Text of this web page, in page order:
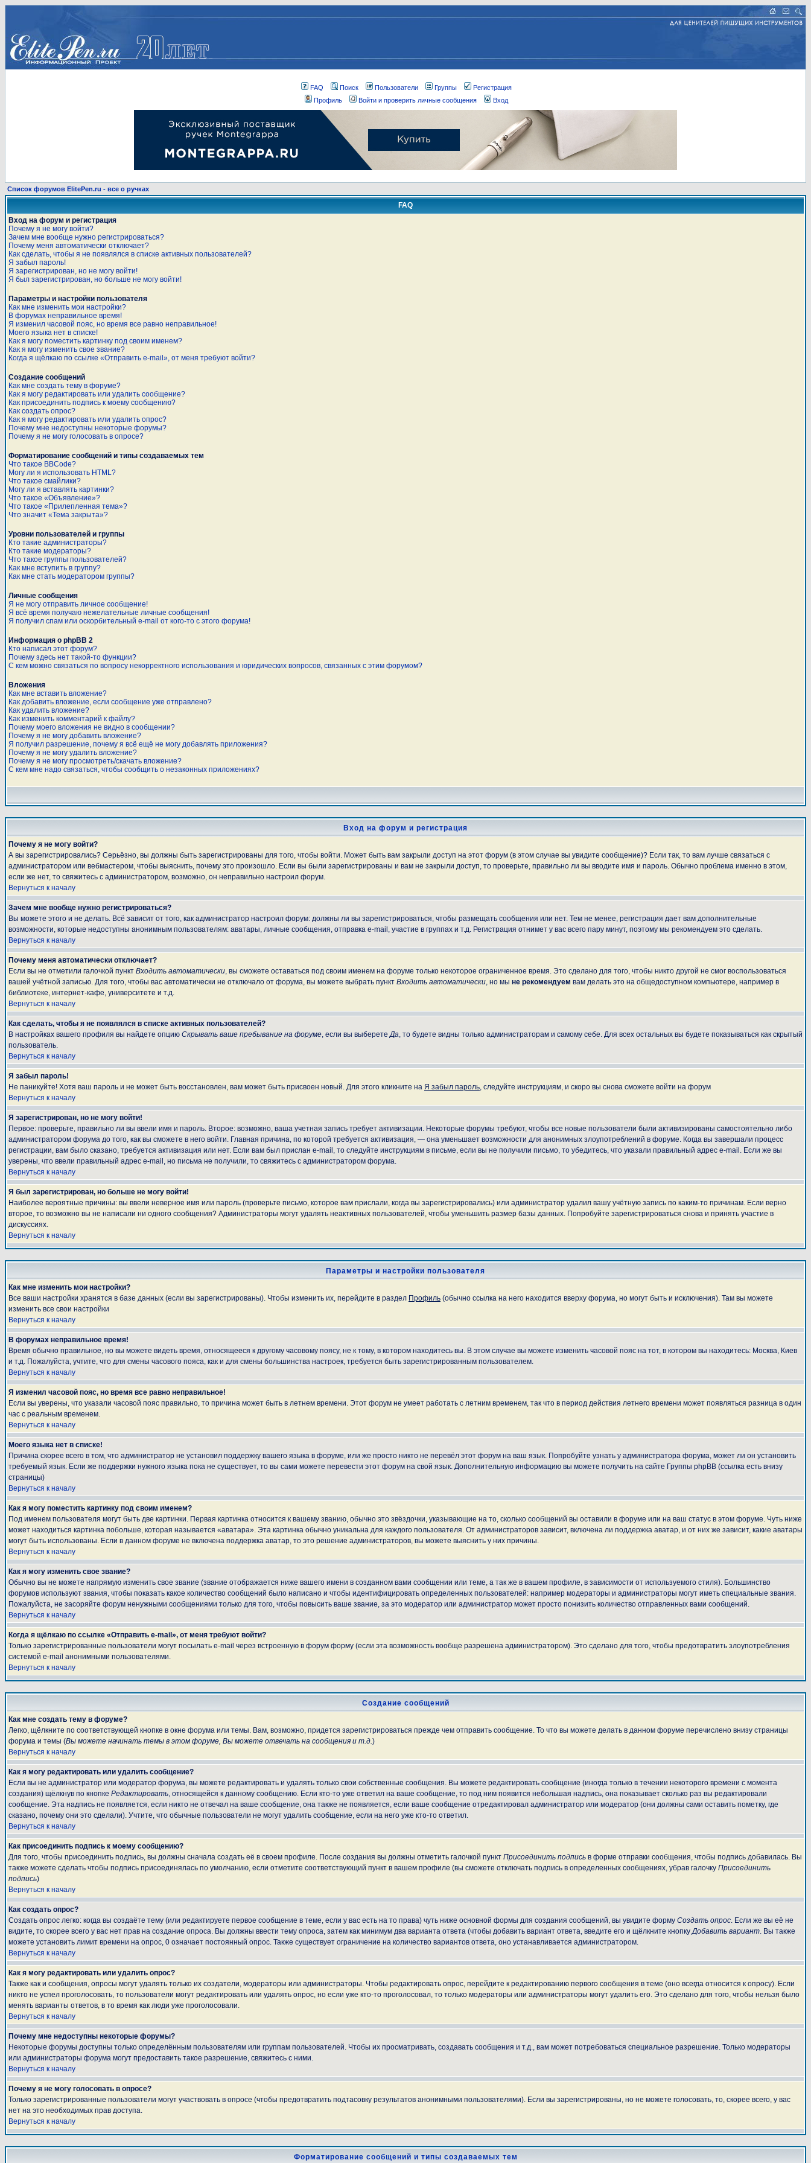
FAQ Поиск Пользователи Группы
Регистрация
Профиль
Войти и проверить личные сообщения Вход
Список форумов ElitePen.ru - все о ручках
FAQ
Вход на форум и регистрация
Почему я не могу войти?
Зачем мне вообще нужно регистрироваться?
Почему меня автоматически отключает?
Как сделать, чтобы я не появлялся в списке активных пользователей?
Я забыл пароль!
Я зарегистрирован, но не могу войти!
Я был зарегистрирован, но больше не могу войти!
Параметры и настройки пользователя
Как мне изменить мои настройки?
В форумах неправильное время!
Я изменил часовой пояс, но время все равно неправильное!
Моего языка нет в списке!
Как я могу поместить картинку под своим именем?
Как я могу изменить свое звание?
Когда я щёлкаю по ссылке «Отправить e-mail», от меня требуют войти?
Создание сообщений
Как мне создать тему в форуме?
Как я могу редактировать или удалить сообщение?
Как присоединить подпись к моему сообщению?
Как создать опрос?
Как я могу редактировать или удалить опрос?
Почему мне недоступны некоторые форумы?
Почему я не могу голосовать в опросе?
Форматирование сообщений и типы создаваемых тем
Что такое BBCode?
Могу ли я использовать HTML?
Что такое смайлики?
Могу ли я вставлять картинки?
Что такое «Объявление»?
Что такое «Прилепленная тема»?
Что значит «Тема закрыта»?
Уровни пользователей и группы
Кто такие администраторы?
Кто такие модераторы?
Что такое группы пользователей?
Как мне вступить в группу?
Как мне стать модератором группы?
Личные сообщения
Я не могу отправить личное сообщение!
Я всё время получаю нежелательные личные сообщения!
Я получил спам или оскорбительный e-mail от кого-то с этого форума!
Информация о phpBB 2
Кто написал этот форум?
Почему здесь нет такой-то функции?
С кем можно связаться по вопросу некорректного использования и юридических вопросов, связанных с этим форумом?
Вложения
Как мне вставить вложение?
Как добавить вложение, если сообщение уже отправлено?
Как удалить вложение?
Как изменить комментарий к файлу?
Почему моего вложения не видно в сообщении?
Почему я не могу добавить вложение?
Я получил разрешение, почему я всё ещё не могу добавлять приложения?
Почему я не могу удалить вложение?
Почему я не могу просмотреть/скачать вложение?
С кем мне надо связаться, чтобы сообщить о незаконных приложениях?
Вход на форум и регистрация
Почему я не могу войти?
А вы зарегистрировались? Серьёзно, вы должны быть зарегистрированы для того, чтобы войти. Может быть вам закрыли доступ на этот форум (в этом случае вы увидите сообщение)? Если так, то вам лучше связаться с
администратором или вебмастером, чтобы выяснить, почему это произошло. Если вы были зарегистрированы и вам не закрыли доступ, то проверьте, правильно ли вы вводите имя и пароль. Обычно проблема именно в этом,
если же нет, то свяжитесь с администратором, возможно, он неправильно настроил форум.
Вернуться к началу
Зачем мне вообще нужно регистрироваться?
Вы можете этого и не делать. Всё зависит от того, как администратор настроил форум: должны ли вы зарегистрироваться, чтобы размещать сообщения или нет. Тем не менее, регистрация дает вам дополнительные
возможности, которые недоступны анонимным пользователям: аватары, личные сообщения, отправка e-mail, участие в группах и т.д. Регистрация отнимет у вас всего пару минут, поэтому мы рекомендуем это сделать.
Вернуться к началу
Почему меня автоматически отключает?
Если вы не отметили галочкой пункт Входить автоматически, вы сможете оставаться под своим именем на форуме только некоторое ограниченное время. Это сделано для того, чтобы никто другой не смог воспользоваться
вашей учётной записью. Для того, чтобы вас автоматически не отключало от форума, вы можете выбрать пункт Входить автоматически, но мы не рекомендуем вам делать это на общедоступном компьютере, например в
библиотеке, интернет-кафе, университете и т.д.
Вернуться к началу
Как сделать, чтобы я не появлялся в списке активных пользователей?
В настройках вашего профиля вы найдете опцию Скрывать ваше пребывание на форуме, если вы выберетеДа, то будете видны только администраторам и самому себе. Для всех остальных вы будете показываться как скрытый
пользователь.
Вернуться к началу
Я забыл пароль!
Не паникуйте! Хотя ваш пароль и не может быть восстановлен, вам может быть присвоен новый. Для этого кликните на Я забыл пароль, следуйте инструкциям, и скоро вы снова сможете войти на форум
Вернуться к началу
Я зарегистрирован, но не могу войти!
Первое: проверьте, правильно ли вы ввели имя и пароль. Второе: возможно, ваша учетная запись требует активизации. Некоторые форумы требуют, чтобы все новые пользователи были активизированы самостоятельно либо
администратором форума до того, как вы сможете в него войти. Главная причина, по которой требуется активизация, — она уменьшает возможности для анонимных злоупотреблений в форуме. Когда вы завершали процесс
регистрации, вам было сказано, требуется активизация или нет. Если вам был прислан e-mail, то следуйте инструкциям в письме, если вы не получили письмо, то убедитесь, что указали правильный адрес e-mail. Если же вы
уверены, что ввели правильный адрес e-mail, но письма не получили, то свяжитесь с администратором форума.
Вернуться к началу
Я был зарегистрирован, но больше не могу войти!
Наиболее вероятные причины: вы ввели неверное имя или пароль (проверьте письмо, которое вам прислали, когда вы зарегистрировались) или администратор удалил вашу учётную запись по каким-то причинам. Если верно
второе, то возможно вы не написали ни одного сообщения? Администраторы могут удалять неактивных пользователей, чтобы уменьшить размер базы данных. Попробуйте зарегистрироваться снова и принять участие в
дискуссиях.
Вернуться к началу
Параметры и настройки пользователя
Как мне изменить мои настройки?
Все ваши настройки хранятся в базе данных (если вы зарегистрированы). Чтобы изменить их, перейдите в раздел Профиль (обычно ссылка на него находится вверху форума, но могут быть и исключения). Там вы можете
изменить все свои настройки
Вернуться к началу
В форумах неправильное время!
Время обычно правильное, но вы можете видеть время, относящееся к другому часовому поясу, не к тому, в котором находитесь вы. В этом случае вы можете изменить часовой пояс на тот, в котором вы находитесь: Москва, Киев
и т.д. Пожалуйста, учтите, что для смены часового пояса, как и для смены большинства настроек, требуется быть зарегистрированным пользователем.
Вернуться к началу
Я изменил часовой пояс, но время все равно неправильное!
Если вы уверены, что указали часовой пояс правильно, то причина может быть в летнем времени. Этот форум не умеет работать с летним временем, так что в период действия летнего времени может появляться разница в один
час с реальным временем.
Вернуться к началу
Моего языка нет в списке!
Причина скорее всего в том, что администратор не установил поддержку вашего языка в форуме, или же просто никто не перевёл этот форум на ваш язык. Попробуйте узнать у администратора форума, может ли он установить
требуемый язык. Если же поддержки нужного языка пока не существует, то вы сами можете перевести этот форум на свой язык. Дополнительную информацию вы можете получить на сайте Группы phpBB (ссылка есть внизу
страницы)
Вернуться к началу
Как я могу поместить картинку под своим именем?
Под именем пользователя могут быть две картинки. Первая картинка относится к вашему званию, обычно это звёздочки, указывающие на то, сколько сообщений вы оставили в форуме или на ваш статус в этом форуме. Чуть ниже
может находиться картинка побольше, которая называется «аватара». Эта картинка обычно уникальна для каждого пользователя. От администраторов зависит, включена ли поддержка аватар, и от них же зависит, какие аватары
могут быть использованы. Если в данном форуме не включена поддержка аватар, то это решение администраторов, вы можете выяснить у них причины.
Вернуться к началу
Как я могу изменить свое звание?
Обычно вы не можете напрямую изменить свое звание (звание отображается ниже вашего имени в созданном вами сообщении или теме, а так же в вашем профиле, в зависимости от используемого стиля). Большинство
форумов используют звания, чтобы показать какое количество сообщений было написано и чтобы идентифицировать определенных пользователей: например модераторы и администраторы могут иметь специальные звания.
Пожалуйста, не засоряйте форум ненужными сообщениями только для того, чтобы повысить ваше звание, за это модератор или администратор может просто понизить количество отправленных вами сообщений.
Вернуться к началу
Когда я щёлкаю по ссылке «Отправить e-mail», от меня требуют войти?
Только зарегистрированные пользователи могут посылать e-mail через встроенную в форум форму (если эта возможность вообще разрешена администратором). Это сделано для того, чтобы предотвратить злоупотребления
системой e-mail анонимными пользователями.
Вернуться к началу
Создание сообщений
Как мне создать тему в форуме?
Легко, щёлкните по соответствующей кнопке в окне форума или темы. Вам, возможно, придется зарегистрироваться прежде чем отправить сообщение. То что вы можете делать в данном форуме перечислено внизу страницы
форума и темы (Вы можете начинать темы в этом форуме, Вы можете отвечать на сообщения и т.д.)
Вернуться к началу
Как я могу редактировать или удалить сообщение?
Если вы не администратор или модератор форума, вы можете редактировать и удалять только свои собственные сообщения. Вы можете редактировать сообщение (иногда только в течении некоторого времени с момента
создания) щёлкнув по кнопке Редактировать, относящейся к данному сообщению. Если кто-то уже ответил на ваше сообщение, то под ним появится небольшая надпись, она показывает сколько раз вы редактировали
сообщение. Эта надпись не появляется, если никто не отвечал на ваше сообщение, она также не появляется, если ваше сообщение отредактировал администратор или модератор (они должны сами оставить пометку, где
сказано, почему они это сделали). Учтите, что обычные пользователи не могут удалить сообщение, если на него уже кто-то ответил.
Вернуться к началу
Как присоединить подпись к моему сообщению?
Для того, чтобы присоединить подпись, вы должны сначала создать её в своем профиле. После создания вы должны отметить галочкой пункт Присоединить подпись в форме отправки сообщения, чтобы подпись добавилась. Вы
также можете сделать чтобы подпись присоединялась по умолчанию, если отметите соответствующий пункт в вашем профиле (вы сможете отключать подпись в определенных сообщениях, убрав галочку Присоединить
подпись)
Вернуться к началу
Как создать опрос?
Создать опрос легко: когда вы создаёте тему (или редактируете первое сообщение в теме, если у вас есть на то права) чуть ниже основной формы для создания сообщений, вы увидите форму Создать опрос. Если же вы её не
видите, то скорее всего у вас нет прав на создание опроса. Вы должны ввести тему опроса, затем как минимум два варианта ответа (чтобы добавить вариант ответа, введите его и щёлкните кнопкуДобавить вариант. Вы также
можете установить лимит времени на опрос, 0 означает постоянный опрос. Также существует ограничение на количество вариантов ответа, оно устанавливается администратором.
Вернуться к началу
Как я могу редактировать или удалить опрос?
Также как и сообщения, опросы могут удалять только их создатели, модераторы или администраторы. Чтобы редактировать опрос, перейдите к редактированию первого сообщения в теме (оно всегда относится к опросу). Если
никто не успел проголосовать, то пользователи могут редактировать или удалять опрос, но если уже кто-то проголосовал, то только модераторы или администраторы могут удалить его. Это сделано для того, чтобы нельзя было
менять варианты ответов, в то время как люди уже проголосовали.
Вернуться к началу
Почему мне недоступны некоторые форумы?
Некоторые форумы доступны только определённым пользователям или группам пользователей. Чтобы их просматривать, создавать сообщения и т.д., вам может потребоваться специальное разрешение. Только модераторы
или администраторы форума могут предоставить такое разрешение, свяжитесь с ними.
Вернуться к началу
Почему я не могу голосовать в опросе?
Только зарегистрированные пользователи могут участвовать в опросе (чтобы предотвратить подтасовку результатов анонимными пользователями). Если вы зарегистрированы, но не можете голосовать, то, скорее всего, у вас
нет на это необходимых прав доступа.
Вернуться к началу
Форматирование сообщений и типы создаваемых тем